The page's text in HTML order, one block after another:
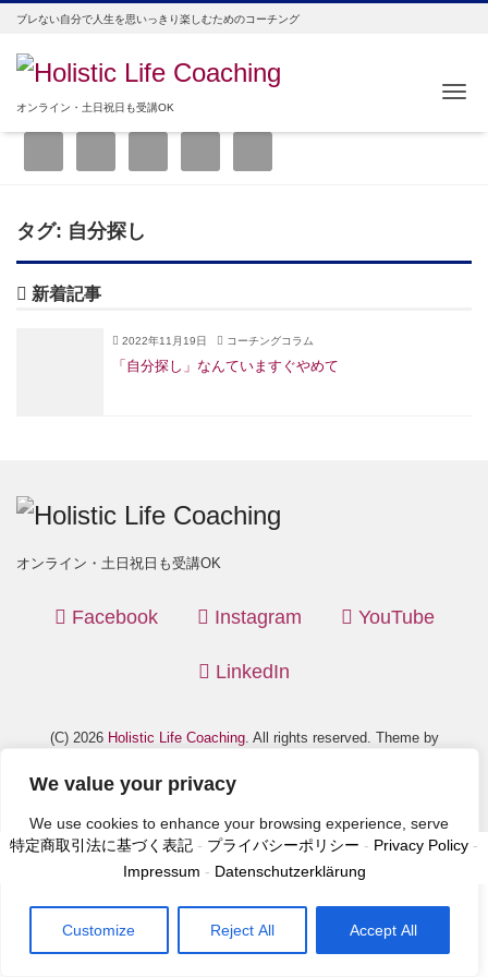
We value your privacy
We use cookies to enhance your browsing experience, serve
personalized ads or content, and analyze our traffic. By
clicking "Accept All", you consent to our use of cookies.
Customize Reject All Accept All
ブレない自分で人生を思いっきり楽しむためのコーチング
オンライン・土日祝日も受講OK
タグ: 自分探し
新着記事
2022年11月19日 コーチングコラム
「自分探し」なんていますぐやめて
オンライン・土日祝日も受講OK
Facebook Instagram YouTube
LinkedIn
(C) 2026 Holistic Life Coaching. All rights reserved. Theme by
特定商取引法に基づく表記 - プライバシーポリシー - Privacy Policy -
Impressum - Datenschutzerklärung